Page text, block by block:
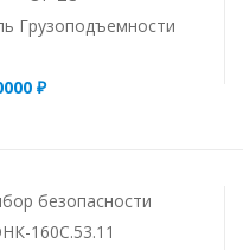
Грузоподъемности
₽